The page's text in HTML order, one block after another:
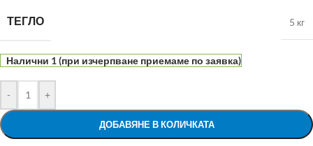
ТЕГЛО 5 кг
Налични 1 (при изчерпване приемаме по заявка)
- +
ДОБАВЯНЕ В КОЛИЧКАТА